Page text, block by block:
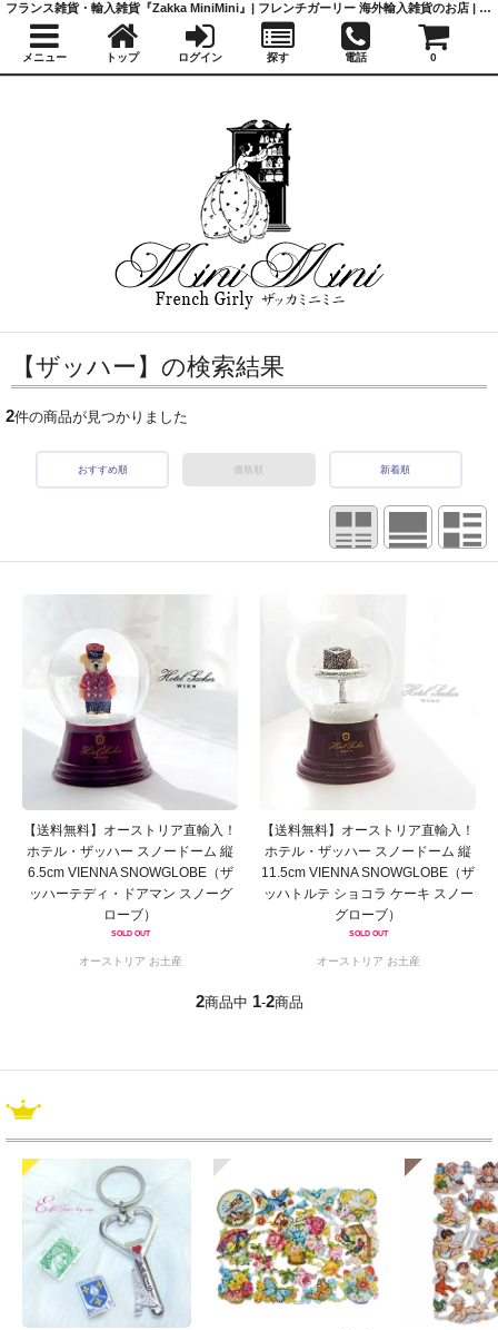
【ザッハー】の検索結果
2件の商品が見つかりました
おすすめ順 価格順 新着順
【送料無料】オーストリア直輸入！
ホテル・ザッハー スノードーム 縦
6.5cm VIENNA SNOWGLOBE（ザ
ッハーテディ・ドアマン スノーグ
ローブ）
SOLD OUT
オーストリア お土産
【送料無料】オーストリア直輸入！
ホテル・ザッハー スノードーム 縦
11.5cm VIENNA SNOWGLOBE（ザ
ッハトルテ ショコラ ケーキ スノー
グローブ）
SOLD OUT
オーストリア お土産
2商品中 1-2商品
フランス雑貨・輸入雑貨『Zakka MiniMini』| フレンチガーリー 海外輸入雑貨のお店 | かわいい雑貨 | 蚤の市 | アンティーク
メニュー トップ ログイン 探す 電話 0